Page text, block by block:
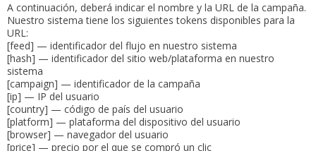
A continuación, deberá indicar el nombre y la URL de la campaña.
Nuestro sistema tiene los siguientes tokens disponibles para la
URL:
[feed] — identificador del flujo en nuestro sistema
[hash] — identificador del sitio web/plataforma en nuestro
sistema
[campaign] — identificador de la campaña
[ip] — IP del usuario
[country] — código de país del usuario
[platform] — plataforma del dispositivo del usuario
[browser] — navegador del usuario
[price] — precio por el que se compró un clic